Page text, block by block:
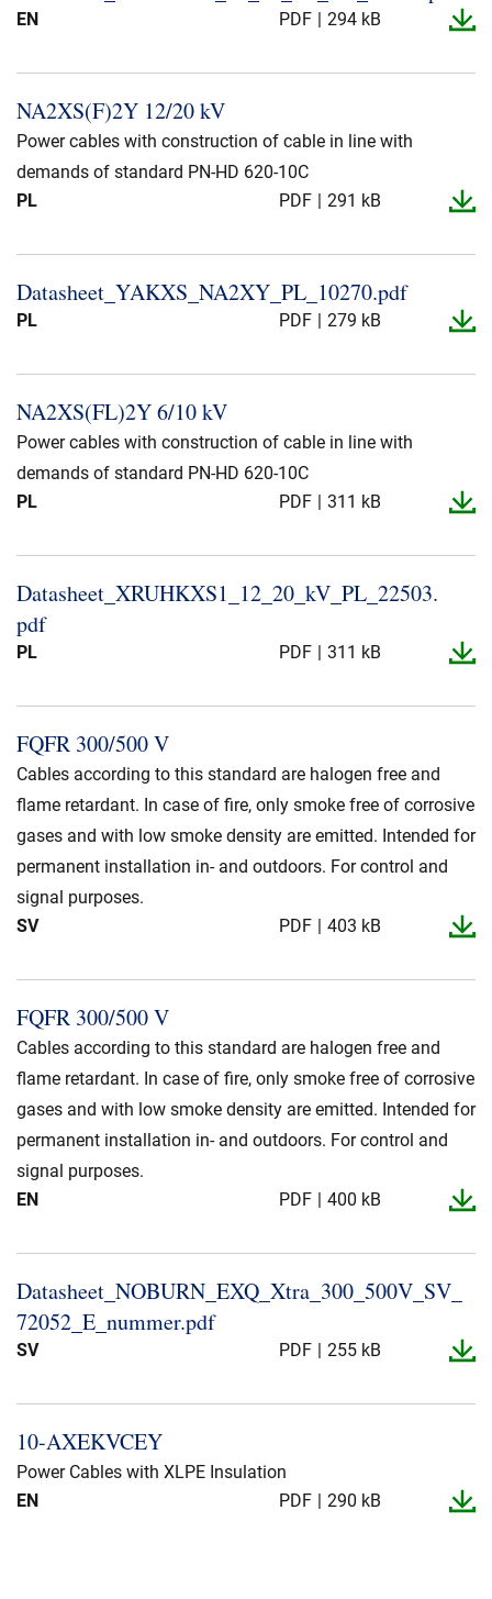
EN PDF 294 kB
NA2XS(F)2Y 12/20 kV
Power cables with construction of cable in line with
demands of standard PN-HD 620-10C
PL
PDF 291 kB
Datasheet_​YAKXS_​NA2XY_​PL_​10270.​pdf
PL PDF 279 kB
NA2XS(FL)2Y 6/10 kV
Power cables with construction of cable in line with
demands of standard PN-HD 620-10C
PL
PDF 311 kB
Datasheet_​XRUHKXS1_​12_​20_​kV_​PL_​22503.​
pdf
PL PDF 311 kB
FQFR 300/500 V
Cables according to this standard are halogen free and
flame retardant. In case of fire, only smoke free of corrosive
gases and with low smoke density are emitted. Intended for
permanent installation in- and outdoors. For control and
signal purposes.
SV
PDF 403 kB
FQFR 300/500 V
Cables according to this standard are halogen free and
flame retardant. In case of fire, only smoke free of corrosive
gases and with low smoke density are emitted. Intended for
permanent installation in- and outdoors. For control and
signal purposes.
EN
PDF 400 kB
Datasheet_​NOBURN_​EXQ_​Xtra_​300_​500V_​SV_​
72052_​E_​nummer.​pdf
SV PDF 255 kB
10-​AXEKVCEY
Power Cables with XLPE Insulation
EN
PDF 290 kB